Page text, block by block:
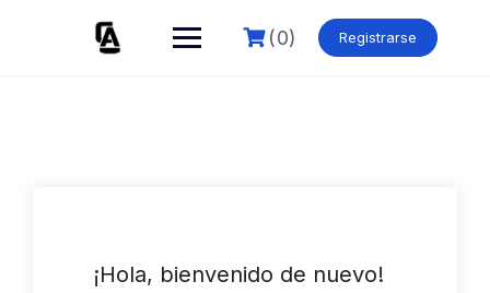
(0) Registrarse
¡Hola, bienvenido de nuevo!